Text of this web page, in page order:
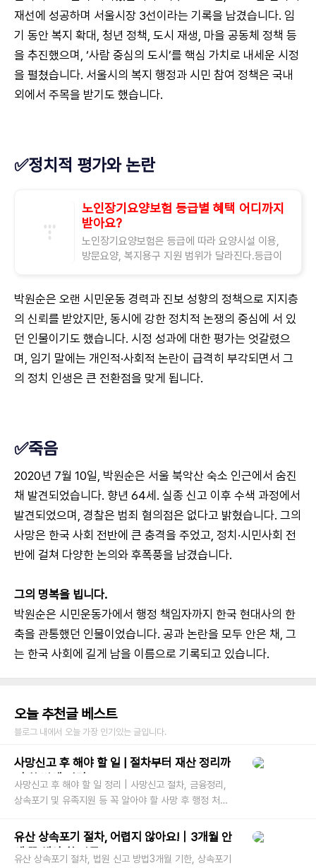
재선에 성공하며 서울시장 3선이라는 기록을 남겼습니다. 임
기 동안 복지 확대, 청년 정책, 도시 재생, 마을 공동체 정책 등
을 추진했으며, ‘사람 중심의 도시’를 핵심 가치로 내세운 시정
을 펼쳤습니다. 서울시의 복지 행정과 시민 참여 정책은 국내
외에서 주목을 받기도 했습니다.
✅정치적 평가와 논란
노인장기요양보험 등급별 혜택 어디까지
받아요?
노인장기요양보험은 등급에 따라 요양시설 이용,
방문요양, 복지용구 지원 범위가 달라진다.등급이
박원순은 오랜 시민운동 경력과 진보 성향의 정책으로 지지층
의 신뢰를 받았지만, 동시에 강한 정치적 논쟁의 중심에 서 있
던 인물이기도 했습니다. 시정 성과에 대한 평가는 엇갈렸으
며, 임기 말에는 개인적·사회적 논란이 급격히 부각되면서 그
의 정치 인생은 큰 전환점을 맞게 됩니다.
✅죽음
2020년 7월 10일, 박원순은 서울 북악산 숙소 인근에서 숨진
채 발견되었습니다. 향년 64세. 실종 신고 이후 수색 과정에서
발견되었으며, 경찰은 범죄 혐의점은 없다고 밝혔습니다. 그의
사망은 한국 사회 전반에 큰 충격을 주었고, 정치·시민사회 전
반에 걸쳐 다양한 논의와 후폭풍을 남겼습니다.
그의 명복을 빕니다.
박원순은 시민운동가에서 행정 책임자까지 한국 현대사의 한
축을 관통했던 인물이었습니다. 공과 논란을 모두 안은 채, 그
는 한국 사회에 길게 남을 이름으로 기록되고 있습니다.
오늘 추천글 베스트
블로그 내에서 오늘 가장 인기있는 글입니다.
사망신고 후 해야 할 일 | 절차부터 재산 정리까
지 한 번에 정리
사망신고 후 해야 할 일 정리 | 사망신고 절차, 금융정리,
상속포기 및 유족지원 등 꼭 알아야 할 사망 후 행정 처리
하세요. 가족이나 가
유산 상속포기 절차, 어렵지 않아요!｜3개월 안
에 꼭 해야 할 것들
유산 상속포기 절차, 법원 신고 방법3개월 기한, 상속포기